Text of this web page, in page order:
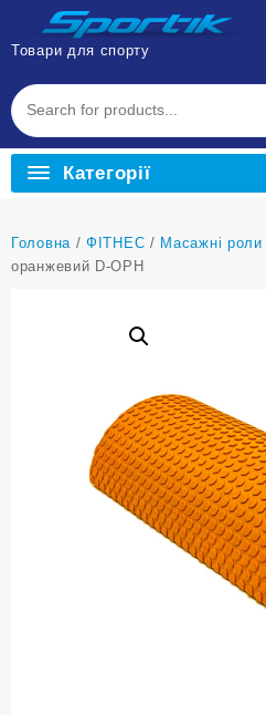
Перейти
вмісту
Товари для спорту
Категорії
Головна /ФІТНЕС / Масажні роли
оранжевий D-ОРН